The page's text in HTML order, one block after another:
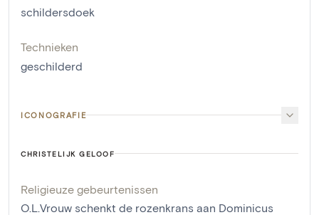
schildersdoek
Technieken
geschilderd
ICONOGRAFIE
CHRISTELIJK GELOOF
Religieuze gebeurtenissen
O.L.Vrouw schenkt de rozenkrans aan Dominicus